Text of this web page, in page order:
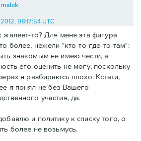
malck
08:17:54 UTC
жалеет-то? Для меня эта фигура
более, нежели "кто-то-где-то-там":
знакомым не имею чести, а
его оценить не могу, поскольку
я разбираюсь плохо. Кстати,
я понял не без Вашего
участия, да.
и политику к списку того, о
более не возьмусь.